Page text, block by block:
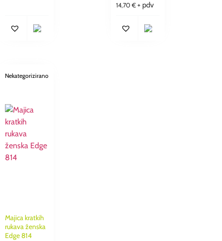
14,70 € + pdv
Nekategorizirano
Majica kratkih
rukava ženska
Edge 814